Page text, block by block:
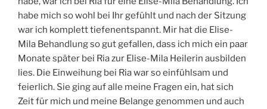
habe mich so wohl bei Ihr gefühlt und nach der Sitzung
war ich komplett tiefenentspannt. Mir hat die Elise-
Mila Behandlung so gut gefallen, dass ich mich ein paar
Monate später bei Ria zur Elise-Mila Heilerin ausbilden
lies. Die Einweihung bei Ria war so einfühlsam und
feierlich. Sie ging auf alle meine Fragen ein, hat sich
Zeit für mich und meine Belange genommen und auch